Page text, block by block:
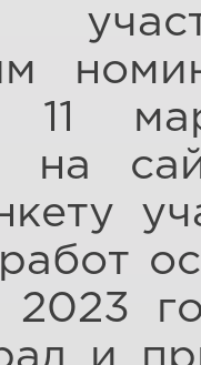
11
на
2023
и